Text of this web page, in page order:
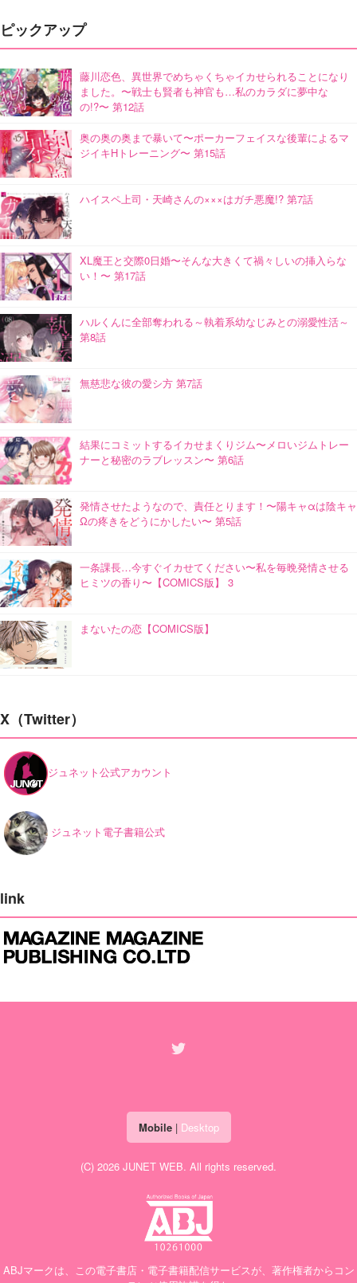
ピックアップ
藤川恋色、異世界でめちゃくちゃイカせられることになり
ました。〜戦士も賢者も神官も…私のカラダに夢中な
の!?〜 第12話
奥の奥の奥まで暴いて〜ポーカーフェイスな後輩によるマ
ジイキHトレーニング〜 第15話
ハイスペ上司・天崎さんの×××はガチ悪魔!? 第7話
XL魔王と交際0日婚〜そんな大きくて禍々しいの挿入らな
い！〜 第17話
ハルくんに全部奪われる～執着系幼なじみとの溺愛性活～
第8話
無慈悲な彼の愛シ方 第7話
結果にコミットするイカせまくりジム〜メロいジムトレー
ナーと秘密のラブレッスン〜 第6話
発情させたようなので、責任とります！〜陽キャαは陰キャ
Ωの疼きをどうにかしたい〜 第5話
一条課長…今すぐイカせてください〜私を毎晩発情させる
ヒミツの香り〜【COMICS版】 3
まないたの恋【COMICS版】
X（Twitter）
ジュネット公式アカウント
ジュネット電子書籍公式
link
Mobile| Desktop
(C) 2026 JUNET WEB. All rights reserved.
ABJマークは、この電子書店・電子書籍配信サービスが、著作権者からコン